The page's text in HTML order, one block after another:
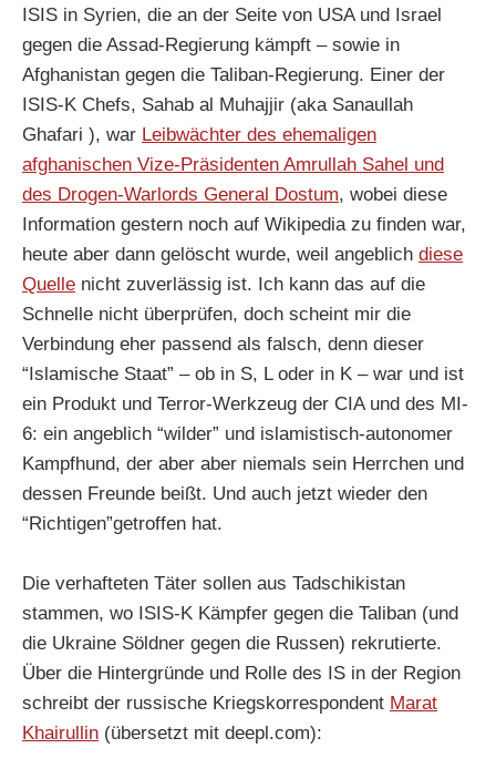
ISIS in Syrien, die an der Seite von USA und Israel
gegen die Assad-Regierung kämpft – sowie in
Afghanistan gegen die Taliban-Regierung. Einer der
ISIS-K Chefs, Sahab al Muhajjir (aka Sanaullah
Ghafari ), war Leibwächter des ehemaligen
afghanischen Vize-Präsidenten Amrullah Sahel und
des Drogen-Warlords General Dostum, wobei diese
Information gestern noch auf Wikipedia zu finden war,
heute aber dann gelöscht wurde, weil angeblich diese
Quelle nicht zuverlässig ist. Ich kann das auf die
Schnelle nicht überprüfen, doch scheint mir die
Verbindung eher passend als falsch, denn dieser
“Islamische Staat” – ob in S, L oder in K – war und ist
ein Produkt und Terror-Werkzeug der CIA und des MI-
6: ein angeblich “wilder” und islamistisch-autonomer
Kampfhund, der aber aber niemals sein Herrchen und
dessen Freunde beißt. Und auch jetzt wieder den
“Richtigen”getroffen hat.
Die verhafteten Täter sollen aus Tadschikistan
stammen, wo ISIS-K Kämpfer gegen die Taliban (und
die Ukraine Söldner gegen die Russen) rekrutierte.
Über die Hintergründe und Rolle des IS in der Region
schreibt der russische Kriegskorrespondent Marat
Khairullin (übersetzt mit deepl.com):